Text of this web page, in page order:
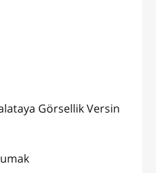
Görsellik Versin